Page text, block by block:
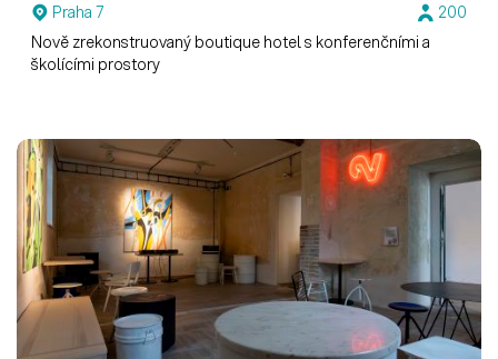
Praha 7
200
Nově zrekonstruovaný boutique hotel s konferenčními a
školícími prostory